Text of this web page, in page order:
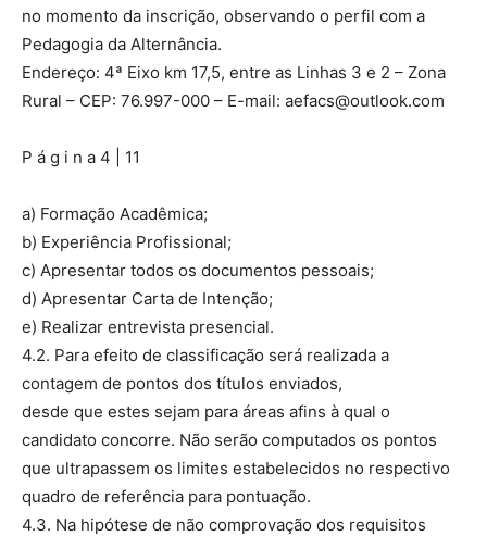
no momento da inscrição, observando o perfil com a
Pedagogia da Alternância.
Endereço: 4ª Eixo km 17,5, entre as Linhas 3 e 2 – Zona
Rural – CEP: 76.997-000 – E-mail: aefacs@outlook.com
P á g i n a 4 | 11
a) Formação Acadêmica;
b) Experiência Profissional;
c) Apresentar todos os documentos pessoais;
d) Apresentar Carta de Intenção;
e) Realizar entrevista presencial.
4.2. Para efeito de classificação será realizada a
contagem de pontos dos títulos enviados,
desde que estes sejam para áreas afins à qual o
candidato concorre. Não serão computados os pontos
que ultrapassem os limites estabelecidos no respectivo
quadro de referência para pontuação.
4.3. Na hipótese de não comprovação dos requisitos